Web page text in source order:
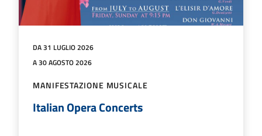
DA 31 LUGLIO 2026
A 30 AGOSTO 2026
MANIFESTAZIONE MUSICALE
Italian Opera Concerts